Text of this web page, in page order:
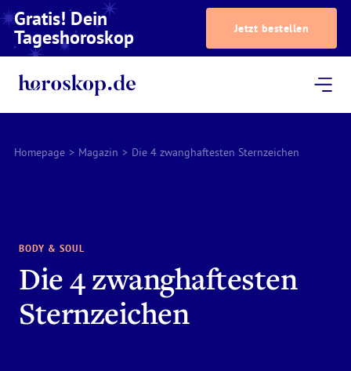
Gratis! Dein
Tageshoroskop Jetzt bestellen
Homepage > Magazin > Die 4 zwanghaftesten Sternzeichen
BODY & SOUL
Die 4 zwanghaftesten
Sternzeichen